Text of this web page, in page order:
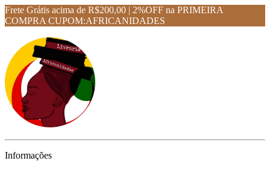
Frete Grátis acima de R$200,00 | 2%OFF na PRIMEIRA
COMPRA CUPOM:AFRICANIDADES
Informações